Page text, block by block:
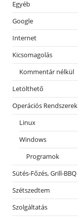
Egyéb
Google
Internet
Kicsomagolás
Kommentár nélkül
Letölthető
Operációs Rendszerek
Linux
Windows
Programok
Sütés-Főzés, Grill-BBQ
Szétszedtem
Szolgáltatás